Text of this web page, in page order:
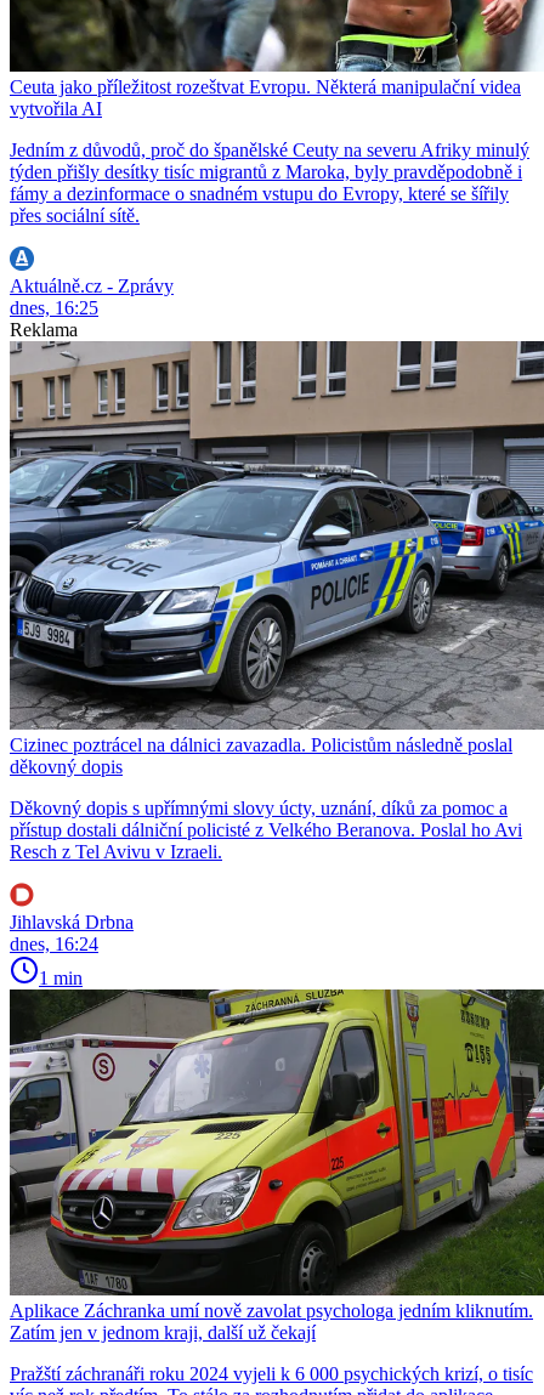
Ceuta jako příležitost rozeštvat Evropu. Některá manipulační videa
vytvořila AI
Jedním z důvodů, proč do španělské Ceuty na severu Afriky minulý
týden přišly desítky tisíc migrantů z Maroka, byly pravděpodobně i
fámy a dezinformace o snadném vstupu do Evropy, které se šířily
přes sociální sítě.
Aktuálně.cz - Zprávy
dnes, 16:25
Reklama
Cizinec poztrácel na dálnici zavazadla. Policistům následně poslal
děkovný dopis
Děkovný dopis s upřímnými slovy úcty, uznání, díků za pomoc a
přístup dostali dálniční policisté z Velkého Beranova. Poslal ho Avi
Resch z Tel Avivu v Izraeli.
Jihlavská Drbna
dnes, 16:24
1 min
Aplikace Záchranka umí nově zavolat psychologa jedním kliknutím.
Zatím jen v jednom kraji, další už čekají
Pražští záchranáři roku 2024 vyjeli k 6 000 psychických krizí, o tisíc